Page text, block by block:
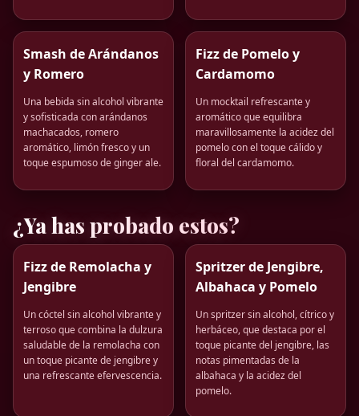
Smash de Arándanos
y Romero
Una bebida sin alcohol vibrante
y sofisticada con arándanos
machacados, romero
aromático, limón fresco y un
toque espumoso de ginger ale.
Fizz de Pomelo y
Cardamomo
Un mocktail refrescante y
aromático que equilibra
maravillosamente la acidez del
pomelo con el toque cálido y
floral del cardamomo.
¿Ya has probado estos?
Fizz de Remolacha y
Jengibre
Un cóctel sin alcohol vibrante y
terroso que combina la dulzura
saludable de la remolacha con
un toque picante de jengibre y
una refrescante efervescencia.
Spritzer de Jengibre,
Albahaca y Pomelo
Un spritzer sin alcohol, cítrico y
herbáceo, que destaca por el
toque picante del jengibre, las
notas pimentadas de la
albahaca y la acidez del
pomelo.